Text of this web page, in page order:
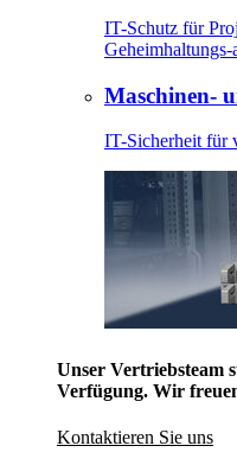
IT-Schutz für
Maschinen-
IT-Sicherheit für
Unser Vertriebsteam
Verfügung. Wir
Kontaktieren Sie uns